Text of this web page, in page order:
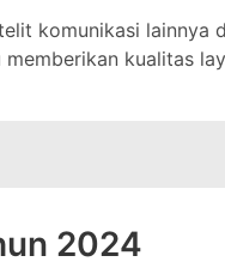
komunikasi lainnya
kualitas
2024